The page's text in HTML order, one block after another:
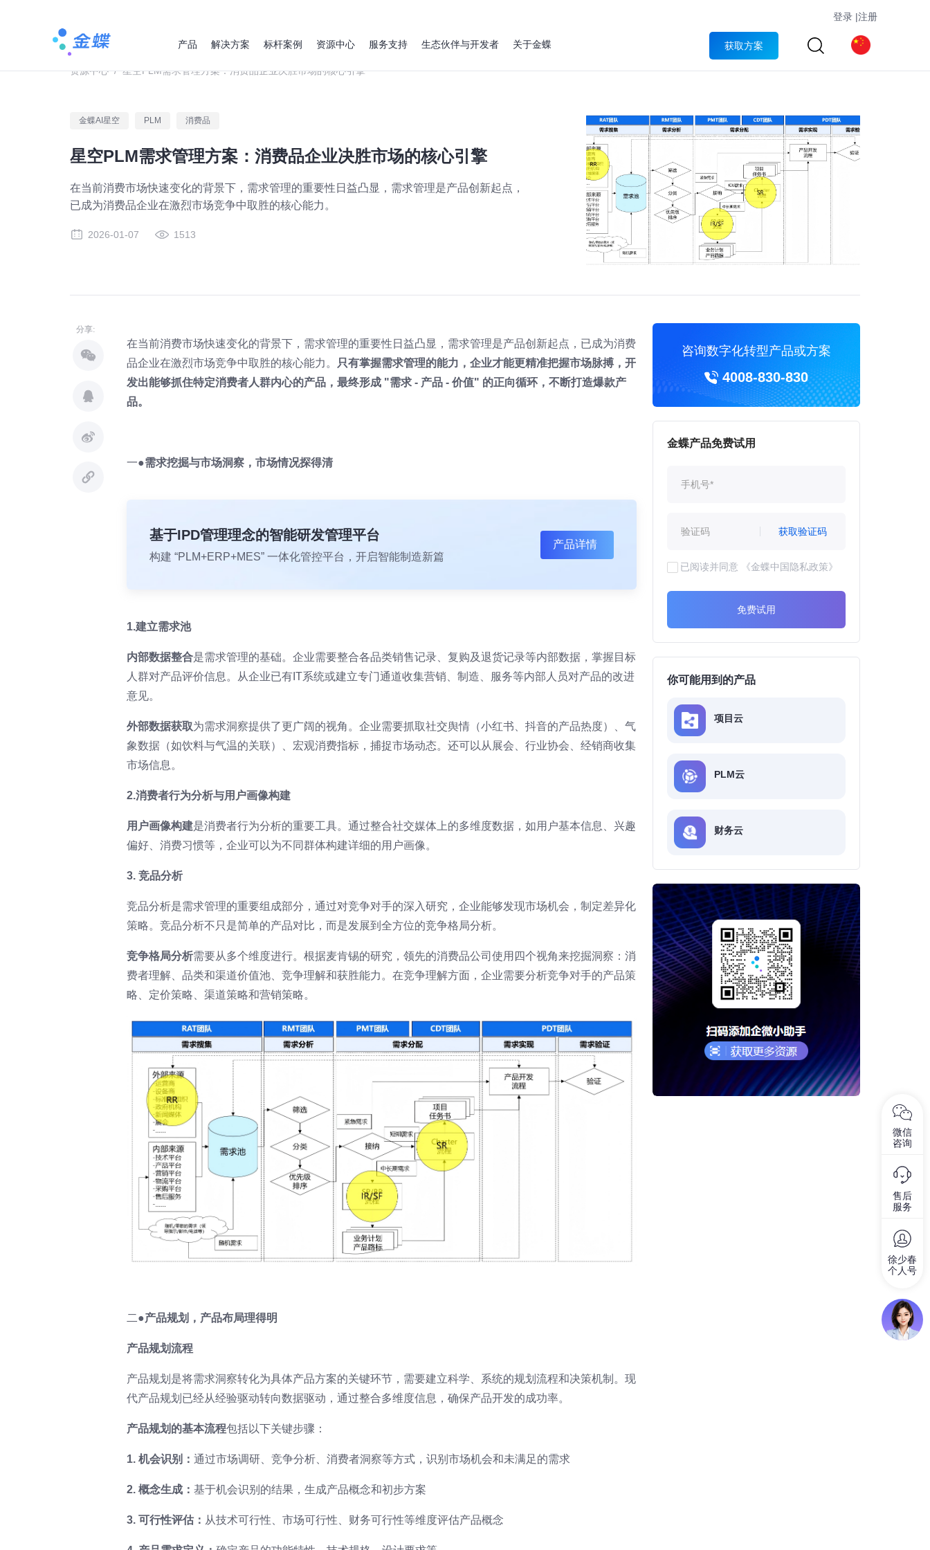
登录 |注册
产品 解决方案 标杆案例 资源中心 服务支持 生态伙伴与开发者 关于金蝶 获取方案
资源中心 / 星空PLM需求管理方案：消费品企业决胜市场的核心引擎
金蝶AI星空 PLM 消费品
星空PLM需求管理方案：消费品企业决胜市场的核心引擎
在当前消费市场快速变化的背景下，需求管理的重要性日益凸显，需求管理是产品创新起点，
已成为消费品企业在激烈市场竞争中取胜的核心能力。
2026-01-07 1513
分享:
在当前消费市场快速变化的背景下，需求管理的重要性日益凸显，需求管理是产品创新起点，已成为消费
品企业在激烈市场竞争中取胜的核心能力。
只有掌握需求管理的能力，企业才能更精准把握市场脉搏，开
发出能够抓住特定消费者人群内心的产品，最终形成 "需求 - 产品 - 价值" 的正向循环，不断打造爆款产
品。
一●需求挖掘与市场洞察，市场情况探得清
基于IPD管理理念的智能研发管理平台
构建 “PLM+ERP+MES” 一体化管控平台，开启智能制造新篇
产品详情
1.建立需求池
内部数据整合是需求管理的基础。企业需要整合各品类销售记录、复购及退货记录等内部数据，掌握目标
人群对产品评价信息。从企业已有IT系统或建立专门通道收集营销、制造、服务等内部人员对产品的改进
意见。
外部数据获取为需求洞察提供了更广阔的视角。企业需要抓取社交舆情（小红书、抖音的产品热度）、气
象数据（如饮料与气温的关联）、宏观消费指标，捕捉市场动态。还可以从展会、行业协会、经销商收集
市场信息。
2.消费者行为分析与用户画像构建
用户画像构建是消费者行为分析的重要工具。通过整合社交媒体上的多维度数据，如用户基本信息、兴趣
偏好、消费习惯等，企业可以为不同群体构建详细的用户画像。
3. 竞品分析
竞品分析是需求管理的重要组成部分，通过对竞争对手的深入研究，企业能够发现市场机会，制定差异化
策略。竞品分析不只是简单的产品对比，而是发展到全方位的竞争格局分析。
竞争格局分析需要从多个维度进行。根据麦肯锡的研究，领先的消费品公司使用四个视角来挖掘洞察：消
费者理解、品类和渠道价值池、竞争理解和获胜能力。在竞争理解方面，企业需要分析竞争对手的产品策
略、定价策略、渠道策略和营销策略。
二●产品规划，产品布局理得明
产品规划流程
产品规划是将需求洞察转化为具体产品方案的关键环节，需要建立科学、系统的规划流程和决策机制。现
代产品规划已经从经验驱动转向数据驱动，通过整合多维度信息，确保产品开发的成功率。
产品规划的基本流程包括以下关键步骤：
1. 机会识别： 通过市场调研、竞争分析、消费者洞察等方式，识别市场机会和未满足的需求
2. 概念生成： 基于机会识别的结果，生成产品概念和初步方案
3. 可行性评估： 从技术可行性、市场可行性、财务可行性等维度评估产品概念
咨询数字化转型产品或方案
4008-830-830
金蝶产品免费试用
获取验证码
已阅读并同意 《金蝶中国隐私政策》
免费试用
你可能用到的产品
项目云
PLM云
财务云
微信
咨询
售后
服务
徐少春
个人号